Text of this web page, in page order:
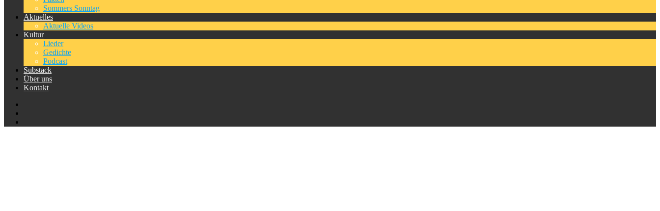
Sommers Sonntag
Aktuelles
Aktuelle Videos
Kultur
Lieder
Gedichte
Podcast
Substack
Über uns
Kontakt